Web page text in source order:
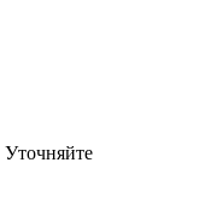
Уточняйте